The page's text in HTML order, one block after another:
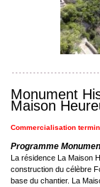
Monument
Maison
Commercialisation
Programme
La résidence La Maison
construction du célèbre
base du chantier. La